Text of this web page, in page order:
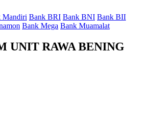
Mandiri Bank BRI Bank BNI Bank BII
Bank Mega Bank Muamalat
UNIT RAWA BENING